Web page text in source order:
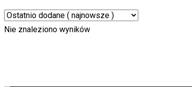
Nie znaleziono wyników